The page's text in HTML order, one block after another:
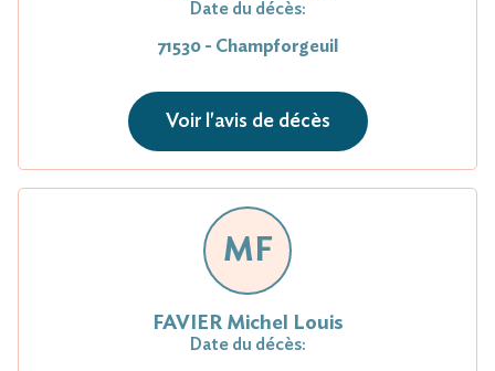
Date du décès:
71530 - Champforgeuil
Voir l'avis de décès
MF
FAVIER Michel Louis
Date du décès: